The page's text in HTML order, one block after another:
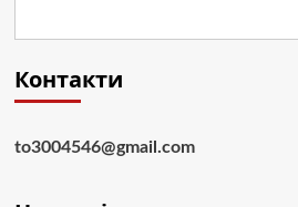
Контакти
to3004546@gmail.com